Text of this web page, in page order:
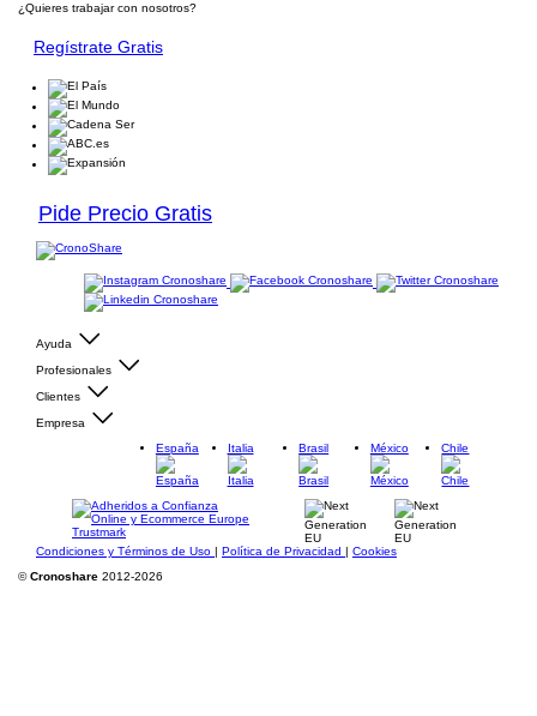
¿Quieres trabajar con nosotros?
Regístrate Gratis
Pide Precio Gratis
Ayuda
Profesionales
Clientes
Empresa
España
Italia Brasil México Chile
Condiciones y Términos de Uso | Política de Privacidad | Cookies
©Cronoshare 2012-2026